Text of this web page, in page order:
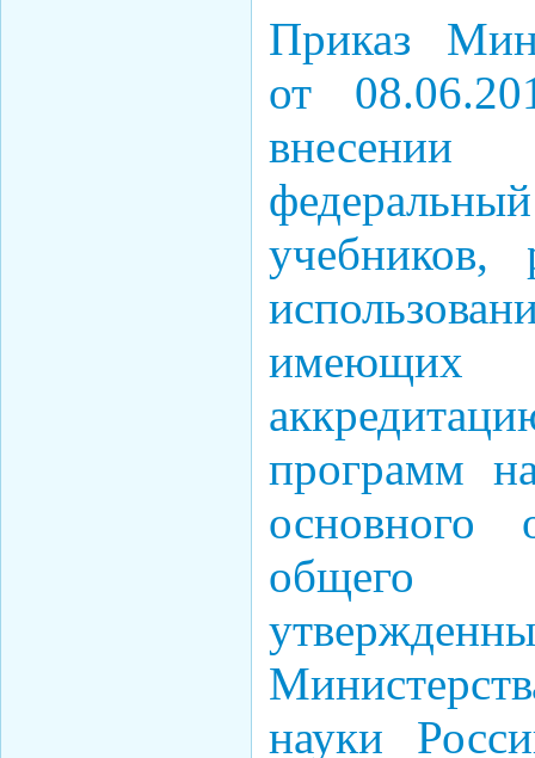
Приказ
от
учебников,
имеющих
программ
основного
общего
науки